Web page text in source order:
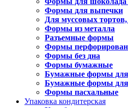
Формы для выпечки
Для муссовых
Формы из металла
Разъемные формы
Формы
Формы без дна
Формы бумажные
Бумажные формы для
Бумажные формы для
Формы пасхальные
Упаковка кондитерская